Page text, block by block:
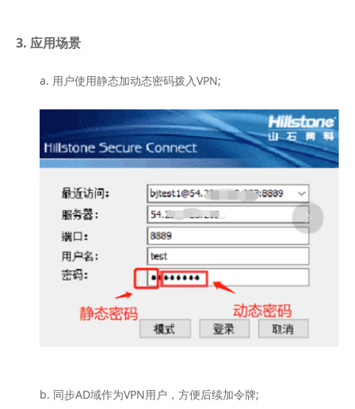
3. 应用场景
a. 用户使用静态加动态密码拨入VPN;
b. 同步AD域作为VPN用户，方便后续加令牌;